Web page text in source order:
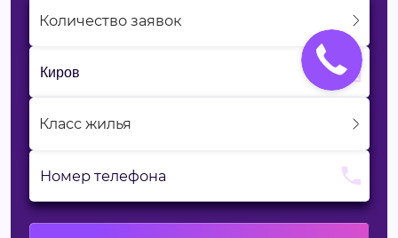
Количество заявок
Класс жилья
Номер телефона